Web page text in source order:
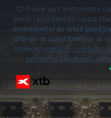
CFD-urile sunt instrumente
pierde rapid bani din cauza
investitorilor de retail pierd
CFD-uri cu acest furnizor. Ar
înțelegeți modul în care
permite să vă asumați